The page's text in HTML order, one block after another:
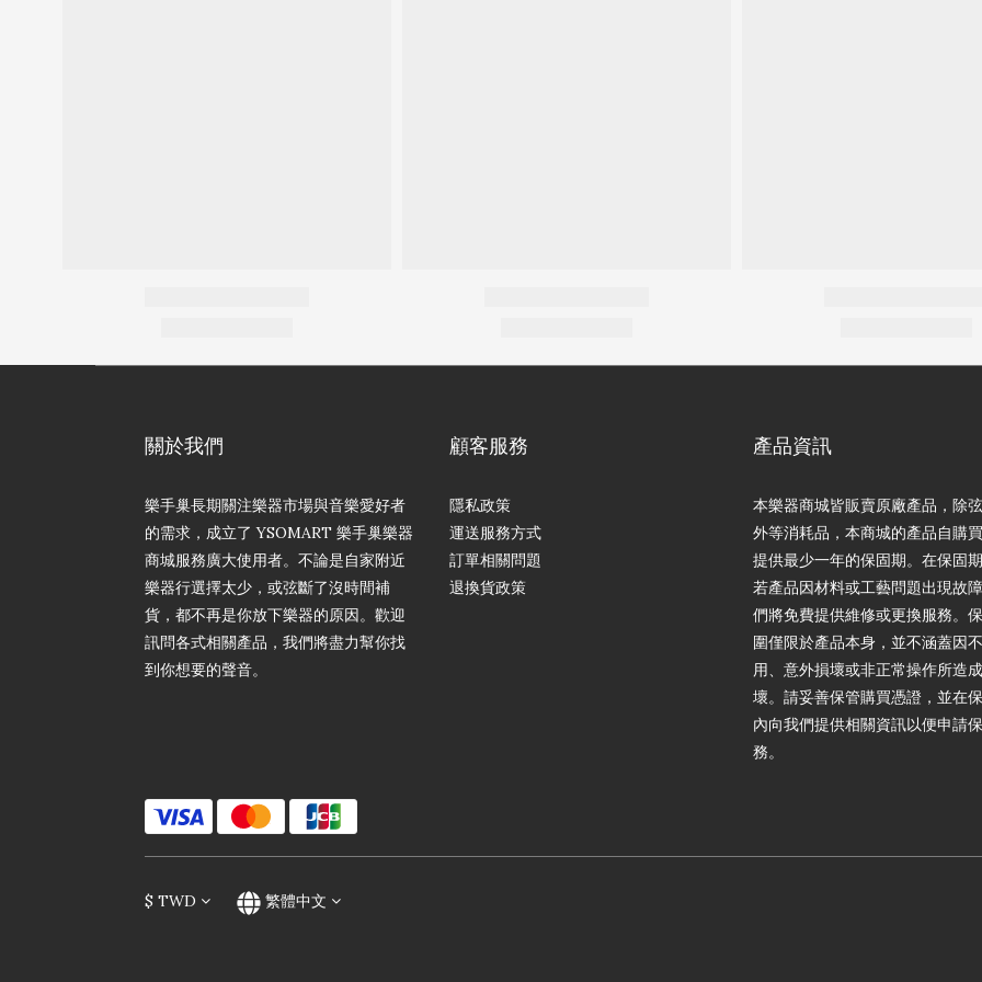
關於我們
樂手巢長期關注樂器市場與音樂愛好者
的需求，成立了 YSOMART 樂手巢樂器
商城服務廣大使用者。不論是自家附近
樂器行選擇太少，或弦斷了沒時間補
貨，都不再是你放下樂器的原因。歡迎
訊問各式相關產品，我們將盡力幫你找
到你想要的聲音。
顧客服務
隱私政策
運送服務方式
訂單相關問題
退換貨政策
產品資訊
本樂器商城皆販賣原廠產品，除
外等消耗品，本商城的產品自購
提供最少一年的保固期。在保固
若產品因材料或工藝問題出現故
們將免費提供維修或更換服務。
圍僅限於產品本身，並不涵蓋因
用、意外損壞或非正常操作所造
壞。請妥善保管購買憑證，並在
內向我們提供相關資訊以便申請
務。
$ TWD 繁體中文